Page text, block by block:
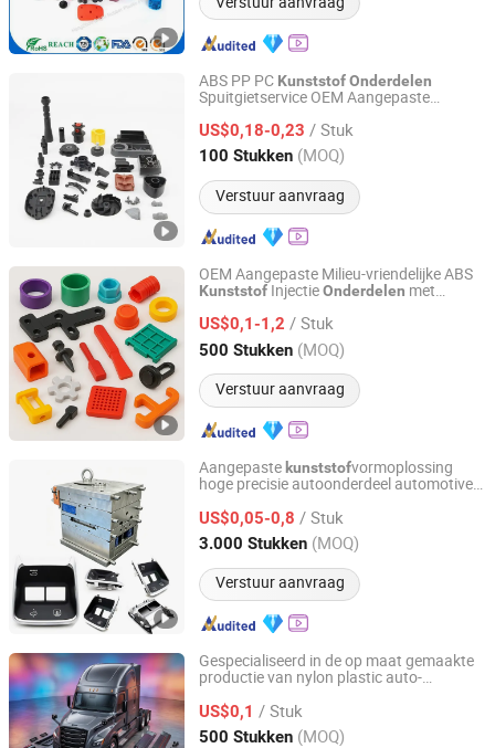
ABS PP PC KunststofOnderdelen
Spuitgietservice OEM Aangepaste
US$0,18-0,23 / Stuk
100 Stukken (MOQ)
Verstuur aanvraag
Qingdao Yida Industry And Trade Co., Ltd
Shandong, China Sinds 2023
OEM Aangepaste Milieu-vriendelijke ABS
Kunststof InjectieOnderdelen met
Gecertificeerd
US$0,1-1,2 / Stuk
500 Stukken (MOQ)
Verstuur aanvraag
Xiamen Steady Plastic Mold Co.,Ltd
Fujian, China Sinds 2025
Aangepaste kunststofvormoplossing
hoge precisie autoonderdeel automotive
geauditeerde geverifieerde fabriek
US$0,05-0,8 / Stuk
3.000 Stukken (MOQ)
Verstuur aanvraag
Shenzhen Grand Prospect Plastic Products Co., Ltd.
Guangdong, China Sinds 2026
Gespecialiseerd in de op maat gemaakte
productie van nylon plastic auto-
US$0,1 / Stuk
500 Stukken (MOQ)
Hexian Inch Composite Co., Ltd.
Anhui, China Sinds 2011